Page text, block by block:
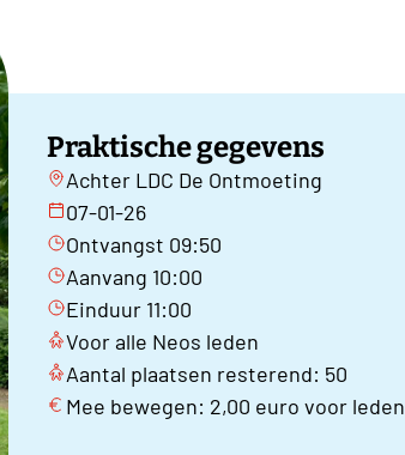
Praktische gegevens
Achter LDC De Ontmoeting
07-01-26
Ontvangst 09:50
Aanvang 10:00
Einduur 11:00
Voor alle Neos leden
Aantal plaatsen resterend: 50
Mee bewegen: 2,00 euro voor leden